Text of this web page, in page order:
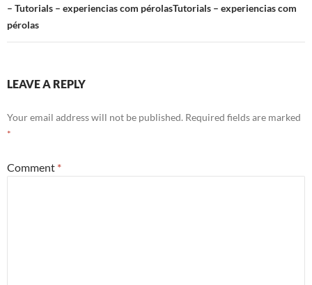
– Tutorials – experiencias com pérolasTutorials – experiencias com
pérolas
LEAVE A REPLY
Your email address will not be published. Required fields are marked
*
Comment *